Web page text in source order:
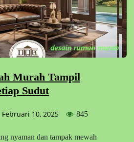
Murah Tampil
Sudut
Februari 10, 2025 845
nyaman dan tampak mewah